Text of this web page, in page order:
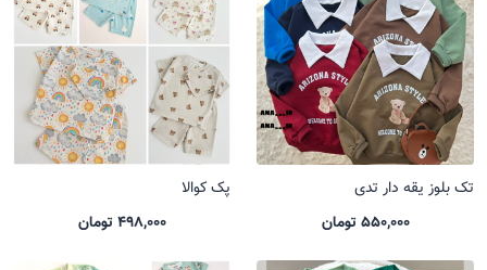
تک بلوز یقه دار تدی
550,000 تومان
پک کوالا
498,000 تومان